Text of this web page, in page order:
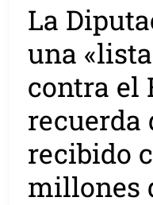
La
una
contra el
recuerda
recibido
millones